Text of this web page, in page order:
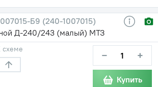
Б9 (240-1007015)
Д-240/243 (малый) МТЗ
схеме − +
Купить